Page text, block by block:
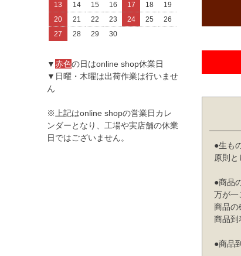
13
14 15 16 17 18
19
20
21 22 23 24 25
26
27
28 29 30
▼赤色の日はonline shop休業日
▼日曜・木曜は出荷作業は行いませ
ん
※上記はonline shopの営業日カレ
ンダーとなり、工場や実店舗の休業
日ではございません。
●生も
原則と
●商品
万が一
商品の
商品到
●商品